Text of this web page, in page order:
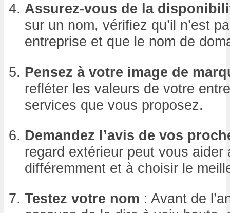
Assurez-vous de la
sur un nom, vérifiez qu’il n’est
entreprise et que le nom de
Pensez à votre image de
refléter les valeurs de votre
services que vous proposez.
Demandez l’avis de vos
regard extérieur peut vous aider
différemment et à choisir le
Testez votre nom : Avant de